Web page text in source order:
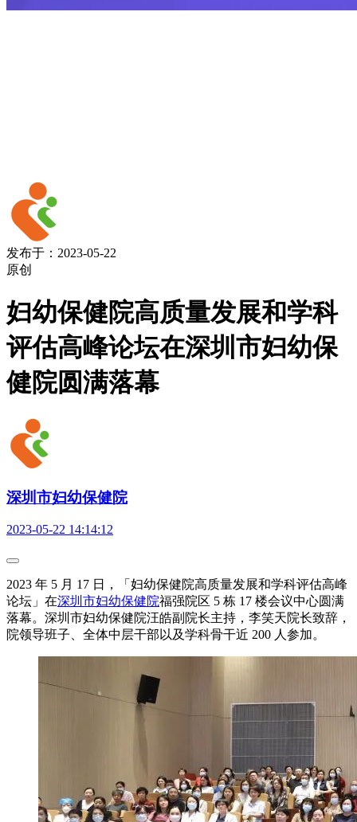
发布于：2023-05-22
原创
妇幼保健院高质量发展和学科
评估高峰论坛在深圳市妇幼保
健院圆满落幕
深圳市妇幼保健院
2023-05-22 14:14:12
2023 年 5 月 17 日，「妇幼保健院高质量发展和学科评估高峰
论坛」在深圳市妇幼保健院福强院区 5 栋 17 楼会议中心圆满
落幕。深圳市妇幼保健院汪皓副院长主持，李笑天院长致辞，
院领导班子、全体中层干部以及学科骨干近 200 人参加。